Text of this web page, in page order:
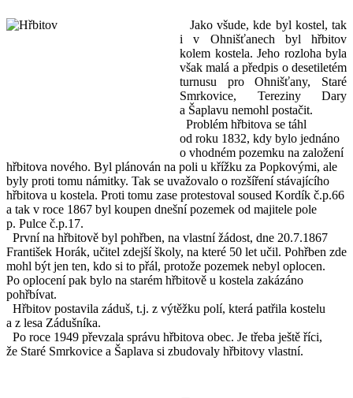
Jako všude, kde byl kostel, tak
i v Ohnišťanech byl hřbitov
kolem kostela. Jeho rozloha byla
však malá a předpis o desetiletém
turnusu pro Ohnišťany, Staré
Smrkovice, Tereziny Dary
a Šaplavu nemohl postačit.
Problém hřbitova se táhl
od roku 1832, kdy bylo jednáno
o vhodném pozemku na založení
hřbitova nového. Byl plánován na poli u křížku za Popkovými, ale
byly proti tomu námitky. Tak se uvažovalo o rozšíření stávajícího
hřbitova u kostela. Proti tomu zase protestoval soused Kordík č.p.66
a tak v roce 1867 byl koupen dnešní pozemek od majitele pole
p. Pulce č.p.17.
První na hřbitově byl pohřben, na vlastní žádost, dne 20.7.1867
František Horák, učitel zdejší školy, na které 50 let učil. Pohřben zde
mohl být jen ten, kdo si to přál, protože pozemek nebyl oplocen.
Po oplocení pak bylo na starém hřbitově u kostela zakázáno
pohřbívat.
Hřbitov postavila záduš, t.j. z výtěžku polí, která patřila kostelu
a z lesa Zádušníka.
Po roce 1949 převzala správu hřbitova obec. Je třeba ještě říci,
že Staré Smrkovice a Šaplava si zbudovaly hřbitovy vlastní.